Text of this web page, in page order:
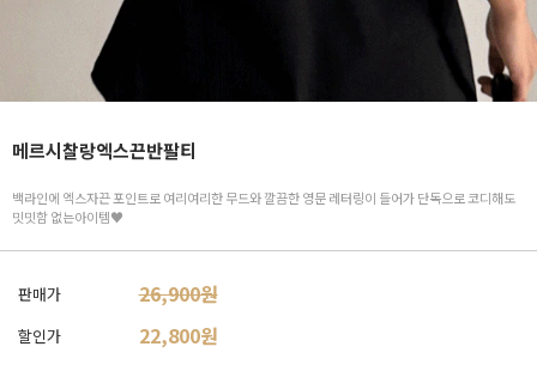
메르시찰랑엑스끈반팔티
백라인에 엑스자끈 포인트로 여리여리한 무드와 깔끔한 영문 레터링이 들어가 단독으로 코디해도
밋밋함 없는아이템♥
판매가 26,900원
할인가 22,800원